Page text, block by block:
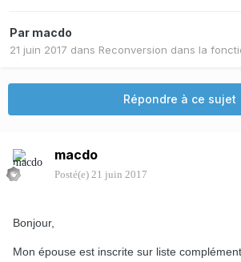
Par macdo
21 juin 2017 dans Reconversion dans la
Répondre à ce sujet
macdo
Posté(e) 21 juin 2017
Bonjour,
Mon épouse est inscrite sur liste